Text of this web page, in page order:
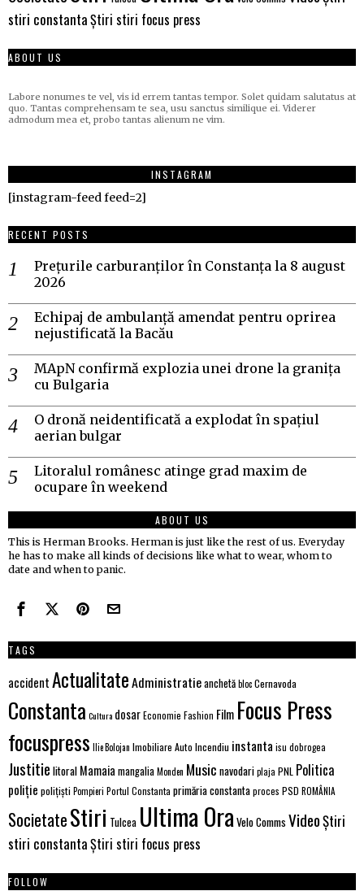
stiri constantaȘtiri stiri focus press
ABOUT US
Labore nonumes te vel, vis id errem tantas tempor. Solet quidam salutatus at
quo. Tantas comprehensam te sea, usu sanctus similique ei. Viderer
admodum mea et, probo tantas alienum ne vim.
INSTAGRAM
[instagram-feed feed=2]
RECENT POSTS
Prețurile carburanților în Constanța la 8 august
2026
Echipaj de ambulanță amendat pentru oprirea
nejustificată la Bacău
MApN confirmă explozia unei drone la granița
cu Bulgaria
O dronă neidentificată a explodat în spațiul
aerian bulgar
Litoralul românesc atinge grad maxim de
ocupare în weekend
ABOUT US
This is Herman Brooks. Herman is just like the rest of us. Everyday
he has to make all kinds of decisions like what to wear, whom to
date and when to panic.
TAGS
accidentActualitateAdministratieanchetăblocCernavoda
Constanta Cultura dosarEconomie Fashion Film Focus Press
focuspress Ilie Bolojan Imobiliare Auto Incendiu instanta isu dobrogea
Justitie litoral Mamaia mangaliaMonden Music navodariplaja PNL Politica
poliție polițiști Pompieri Portul Constanta primăria constantaproces PSD ROMÂNIA
SocietateStiri Tulcea Ultima Ora Velo Comms VideoȘtiri
stiri constantaȘtiri stiri focus press
FOLLOW